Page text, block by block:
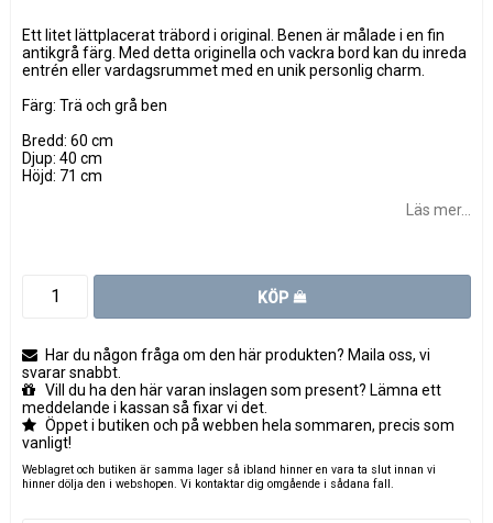
Ett litet lättplacerat träbord i original. Benen är målade i en fin
antikgrå färg. Med detta originella och vackra bord kan du inreda
entrén eller vardagsrummet med en unik personlig charm.
Färg: Trä och grå ben
Bredd: 60 cm
Djup: 40 cm
Höjd: 71 cm
Läs mer...
KÖP
Har du någon fråga om den här produkten? Maila oss, vi
svarar snabbt.
Vill du ha den här varan inslagen som present? Lämna ett
meddelande i kassan så fixar vi det.
Öppet i butiken och på webben hela sommaren, precis som
vanligt!
Weblagret och butiken är samma lager så ibland hinner en vara ta slut innan vi
hinner dölja den i webshopen. Vi kontaktar dig omgående i sådana fall.